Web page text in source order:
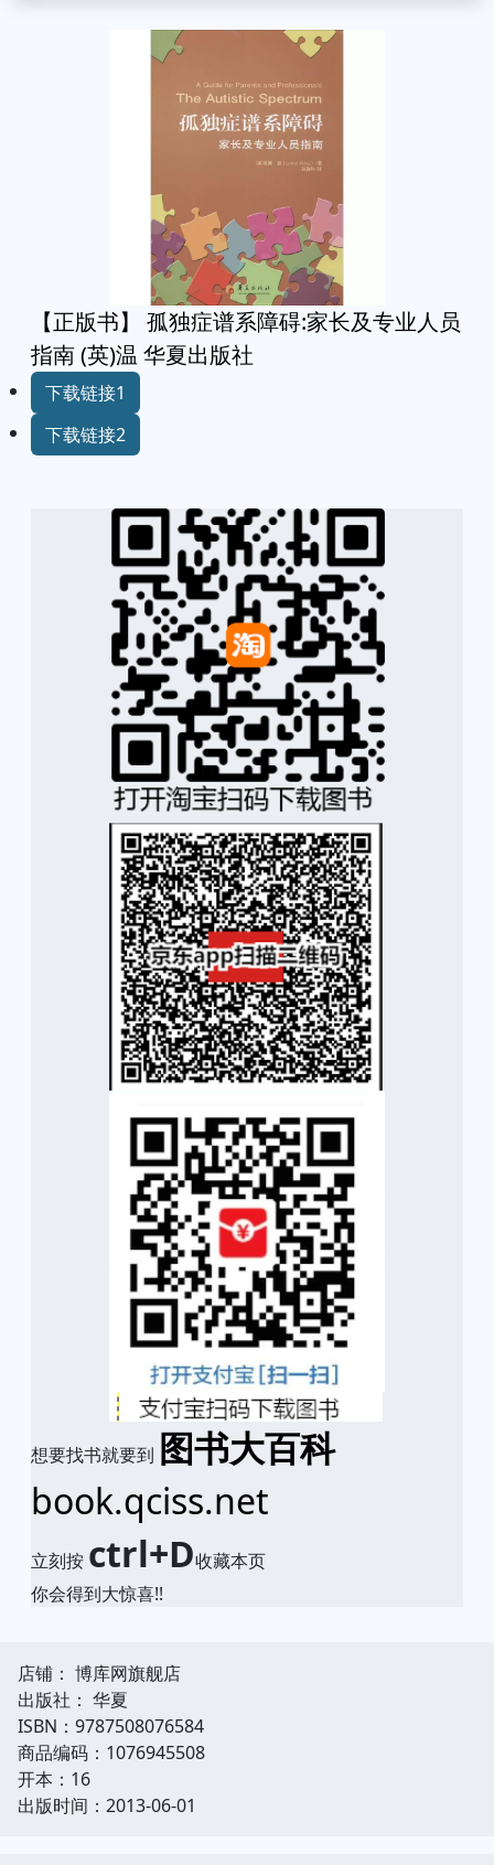
【正版书】 孤独症谱系障碍:家长及专业人员
指南 (英)温 华夏出版社
下载链接1
下载链接2
想要找书就要到 图书大百科
book.qciss.net
立刻按 ctrl+D收藏本页
你会得到大惊喜!!
店铺： 博库网旗舰店
出版社： 华夏
ISBN：9787508076584
商品编码：1076945508
开本：16
出版时间：2013-06-01